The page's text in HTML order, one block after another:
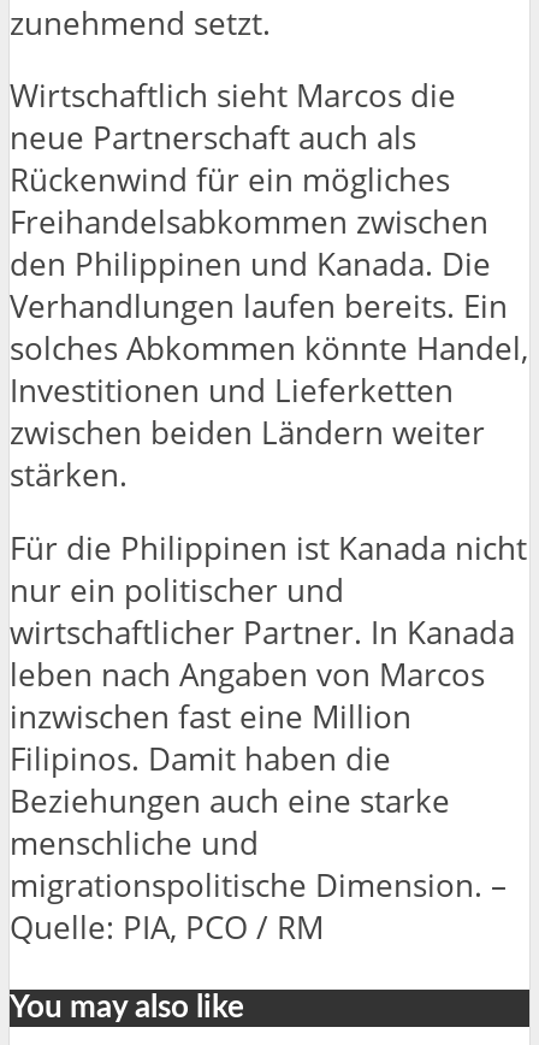
zunehmend setzt.
Wirtschaftlich sieht Marcos die
neue Partnerschaft auch als
Rückenwind für ein mögliches
Freihandelsabkommen zwischen
den Philippinen und Kanada. Die
Verhandlungen laufen bereits. Ein
solches Abkommen könnte Handel,
Investitionen und Lieferketten
zwischen beiden Ländern weiter
stärken.
Für die Philippinen ist Kanada nicht
nur ein politischer und
wirtschaftlicher Partner. In Kanada
leben nach Angaben von Marcos
inzwischen fast eine Million
Filipinos. Damit haben die
Beziehungen auch eine starke
menschliche und
migrationspolitische Dimension. –
Quelle: PIA, PCO / RM
You may also like